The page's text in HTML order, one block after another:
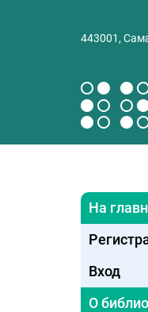
443001,
На
Вход
О